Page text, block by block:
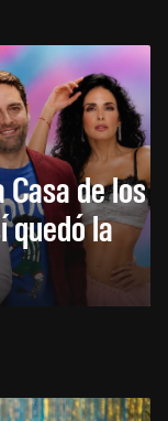
Casa de los
quedó la